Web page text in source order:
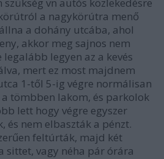
a nagykörútra menő
a dohány utcába, ahol
akkor meg sajnos nem
legyen az a kevés
mert ez most majdnem
1-től 5-ig végre normálisan
tömbben lakom, és parkolok
lett hogy végre egyszer
és nem elbaszták a pénzt.
feltúrták, majd két
sittet, vagy néha pár órára